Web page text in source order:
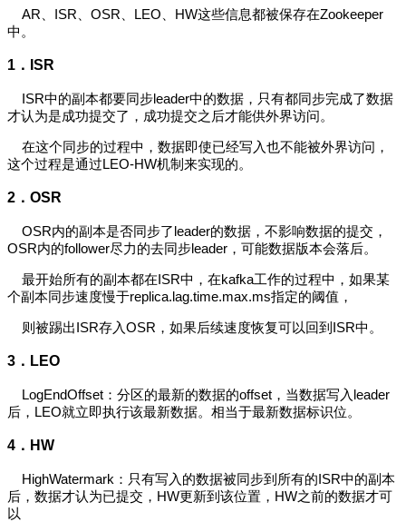
AR、ISR、OSR、LEO、HW这些信息都被保存在Zookeeper
中。
1． ISR
ISR中的副本都要同步leader中的数据，只有都同步完成了数据
才认为是成功提交了，成功提交之后才能供外界访问。
在这个同步的过程中，数据即使已经写入也不能被外界访问，
这个过程是通过LEO-HW机制来实现的。
2． OSR
OSR内的副本是否同步了leader的数据，不影响数据的提交，
OSR内的follower尽力的去同步leader，可能数据版本会落后。
最开始所有的副本都在ISR中，在kafka工作的过程中，如果某
个副本同步速度慢于replica.lag.time.max.ms指定的阈值，
则被踢出ISR存入OSR，如果后续速度恢复可以回到ISR中。
3． LEO
LogEndOffset：分区的最新的数据的offset，当数据写入leader
后，LEO就立即执行该最新数据。相当于最新数据标识位。
4． HW
HighWatermark：只有写入的数据被同步到所有的ISR中的副本
后，数据才认为已提交，HW更新到该位置，HW之前的数据才可
以